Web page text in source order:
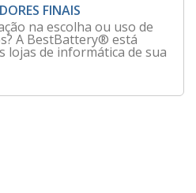
FINAIS
na escolha ou uso de
A BestBattery® está
lojas de informática de sua